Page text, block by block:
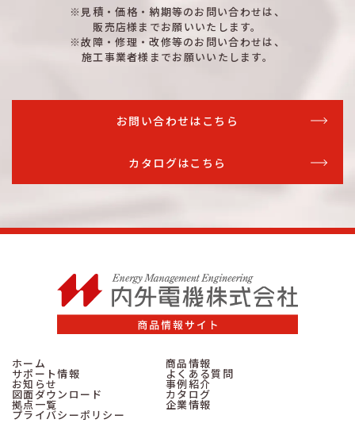
※見積・価格・納期等のお問い合わせは、
販売店様までお願いいたします。
※故障・修理・改修等のお問い合わせは、
施工事業者様までお願いいたします。
お問い合わせはこちら
カタログはこちら
ホーム 商品情報
サポート情報 よくある質問
お知らせ 事例紹介
図面ダウンロード カタログ
拠点一覧 企業情報
プライバシーポリシー